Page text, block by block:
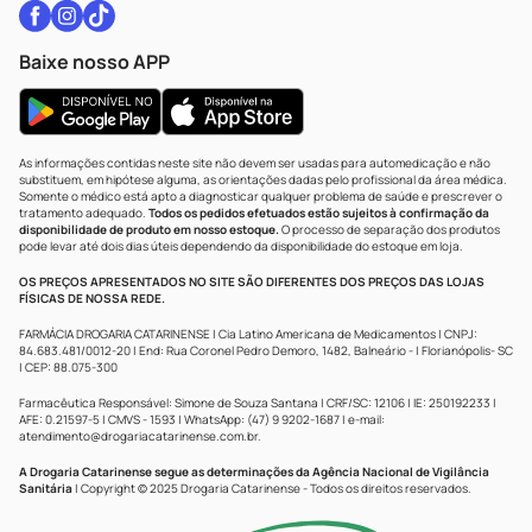
Baixe nosso APP
As informações contidas neste site não devem ser usadas para automedicação e não
substituem, em hipótese alguma, as orientações dadas pelo profissional da área médica.
Somente o médico está apto a diagnosticar qualquer problema de saúde e prescrever o
tratamento adequado. Todos os pedidos efetuados estão sujeitos à confirmação da
disponibilidade de produto em nosso estoque.O processo de separação dos produtos
pode levar até dois dias úteis dependendo da disponibilidade do estoque em loja.
OS PREÇOS APRESENTADOS NO SITE SÃO DIFERENTES DOS PREÇOS DAS LOJAS
FÍSICAS DE NOSSA REDE.
FARMÁCIA DROGARIA CATARINENSE | Cia Latino Americana de Medicamentos | CNPJ:
84.683.481/0012-20 | End: Rua Coronel Pedro Demoro, 1482, Balneário - | Florianópolis- SC
| CEP: 88.075-300
Farmacêutica Responsável: Simone de Souza Santana | CRF/SC: 12106 | IE: 250192233 |
AFE: 0.21597-5 | CMVS - 1593 | WhatsApp: (47) 9 9202-1687 | e-mail:
atendimento@drogariacatarinense.com.br.
A Drogaria Catarinense segue as determinações da Agência Nacional de Vigilância
Sanitária | Copyright © 2025 Drogaria Catarinense - Todos os direitos reservados.